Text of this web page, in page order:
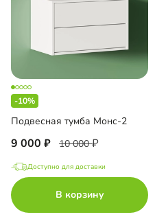
-10%
Подвесная тумба Монс-2
9 000 10 000
Доступно для доставки
В корзину